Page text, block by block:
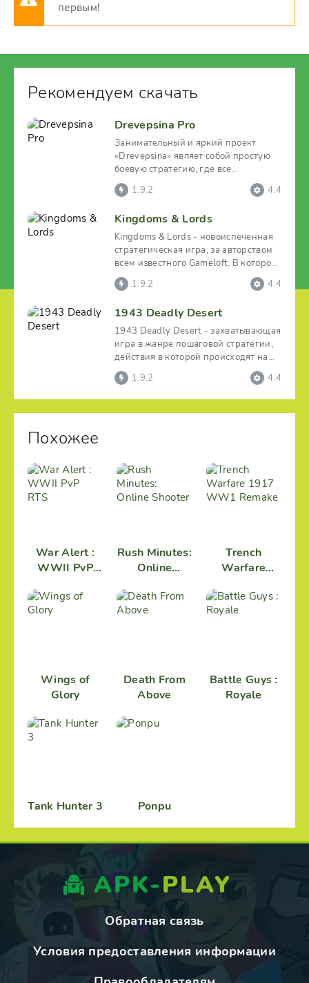
первым!
Рекомендуем скачать
Drevepsina Pro
Занимательный и яркий проект
«Drevepsina» являет собой простую
боевую стратегию, где все
разворачивающееся
1.9.2 4.4
Kingdoms & Lords
Kingdoms & Lords - новоиспеченная
стратегическая игра, за авторством
всем известного Gameloft. В которой
играющий
1.9.2 4.4
1943 Deadly Desert
1943 Deadly Desert - захватывающая
игра в жанре пошаговой стратегии,
действия в которой происходят на
фоне событий
1.9.2 4.4
Похожее
War Alert :
WWII PvP
Rush Minutes:
Online
Trench
Warfare
Remake
Wings of
Glory
Death From
Above
Battle Guys :
Royale
Tank Hunter 3 Ponpu
APK-PLAY
Обратная связь
Условия предоставления информации